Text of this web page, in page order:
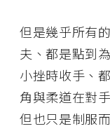
但是幾乎所有
夫、都是點到
小挫時收手、
角與柔道在對
但也只是制服